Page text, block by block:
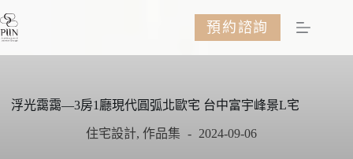
至
容
預約諮詢
浮光靄靄—3房1廳現代圓弧北歐宅 台中富宇峰景L宅
住宅設計, 作品集 2024-09-06